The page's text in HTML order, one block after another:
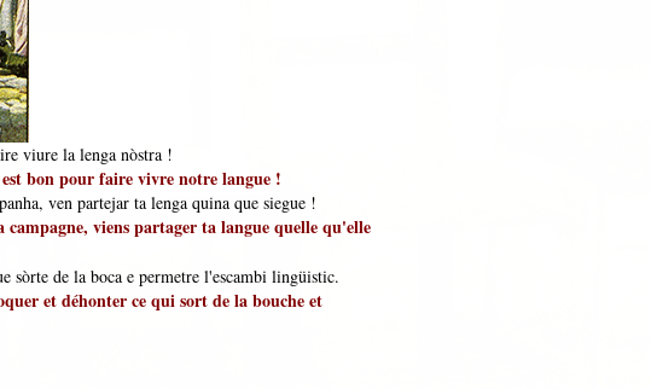
viure la lenga nòstra !
bon pour faire vivre notre langue !
ven partejar ta lenga quina que siegue !
viens partager ta langue quelle qu'elle
sòrte de la boca e permetre l'escambi lingüistic.
et déhonter ce qui sort de la bouche et